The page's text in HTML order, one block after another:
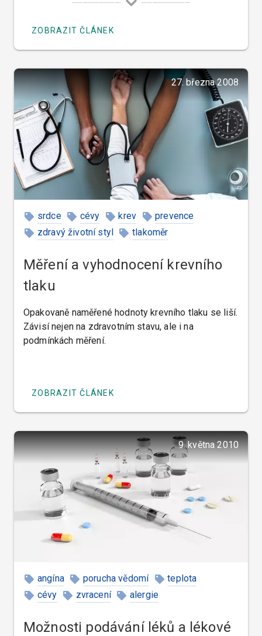
ZOBRAZIT ČLÁNEK
27. března 2008
srdce cévy krev
prevence
zdravý životní styl
tlakoměr
Měření a vyhodnocení krevního
tlaku
Opakovaně naměřené hodnoty krevního tlaku se liší.
Závisí nejen na zdravotním stavu, ale i na
podmínkách měření.
ZOBRAZIT ČLÁNEK
9. května 2010
angína porucha vědomí
teplota
cévy
zvracení alergie
Možnosti podávání léků a lékové